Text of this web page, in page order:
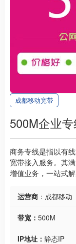
成都移动宽带
500M企业
商务专线是指以有
宽带接入服务。其
增值业务，一站式
运营商 ：成都移动
带宽： 500M
IP地址： 静态IP